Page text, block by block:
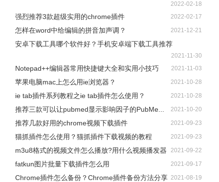
2022-02-18
强烈推荐3款超级实用的chrome插件 2022-02-17
怎样在word中给编辑的拼音加声调？ 2021-12-21
安卓下载工具哪个软件好？手机安卓端下载工具推荐
2021-11-30
Notepad++编辑器常用快捷键大全和实用小技巧 2021-11-03
苹果电脑mac上怎么用ie浏览器？ 2021-10-28
ie tab插件系列教程之ie tab插件怎么使用？ 2021-10-28
推荐三款可以让pubmed显示影响因子的PubMe... 2021-10-20
推荐几款好用的chrome视频下载插件 2021-09-23
猫抓插件怎么使用？猫抓插件下载视频的教程 2021-09-23
m3u8格式的视频文件怎么播放?用什么视频播发器 2021-09-22
fatkun图片批量下载插件怎么用 2021-09-17
Chrome插件怎么备份？Chrome插件备份方法分享 2021-08-19